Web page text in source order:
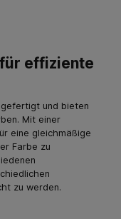
effiziente
und bieten
Mit einer
eine gleichmäßige
Farbe zu
zu werden.